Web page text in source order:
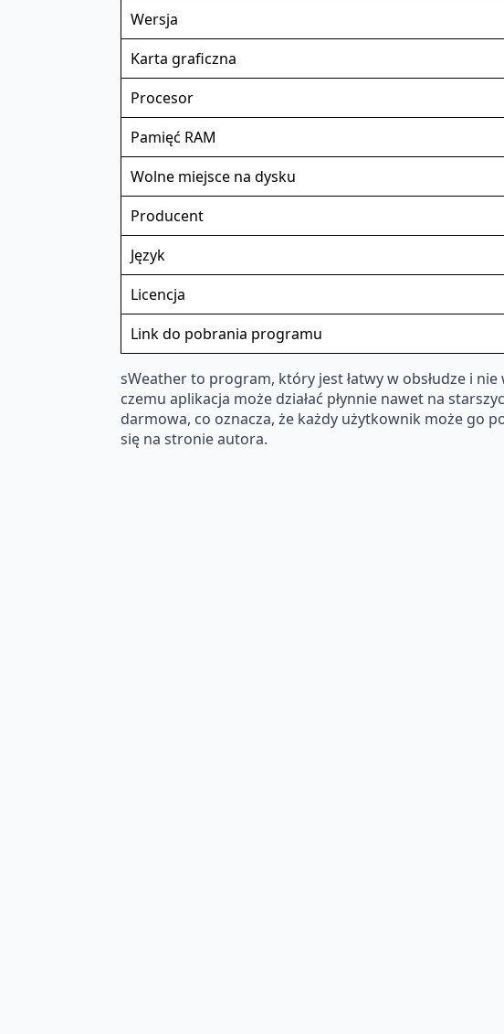
Wersja
Karta graficzna
Procesor
Pamięć RAM
Wolne miejsce na dysku
Producent
Język
Licencja
Link do pobrania programu
sWeather to program, który jest łatwy w obsłudze i
czemu aplikacja może działać płynnie nawet na
darmowa, co oznacza, że każdy użytkownik może go
się na stronie autora.